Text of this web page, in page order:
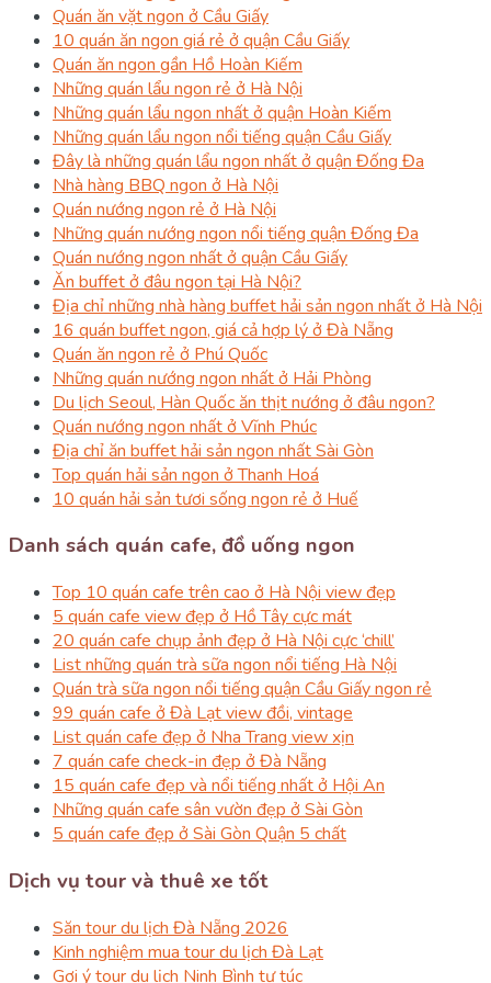
Quán ăn vặt ngon ở Cầu Giấy
10 quán ăn ngon giá rẻ ở quận Cầu Giấy
Quán ăn ngon gần Hồ Hoàn Kiếm
Những quán lẩu ngon rẻ ở Hà Nội
Những quán lẩu ngon nhất ở quận Hoàn Kiếm
Những quán lẩu ngon nổi tiếng quận Cầu Giấy
Đây là những quán lẩu ngon nhất ở quận Đống Đa
Nhà hàng BBQ ngon ở Hà Nội
Quán nướng ngon rẻ ở Hà Nội
Những quán nướng ngon nổi tiếng quận Đống Đa
Quán nướng ngon nhất ở quận Cầu Giấy
Ăn buffet ở đâu ngon tại Hà Nội?
Địa chỉ những nhà hàng buffet hải sản ngon nhất ở Hà Nội
16 quán buffet ngon, giá cả hợp lý ở Đà Nẵng
Quán ăn ngon rẻ ở Phú Quốc
Những quán nướng ngon nhất ở Hải Phòng
Du lịch Seoul, Hàn Quốc ăn thịt nướng ở đâu ngon?
Quán nướng ngon nhất ở Vĩnh Phúc
Địa chỉ ăn buffet hải sản ngon nhất Sài Gòn
Top quán hải sản ngon ở Thanh Hoá
10 quán hải sản tươi sống ngon rẻ ở Huế
Danh sách quán cafe, đồ uống ngon
Top 10 quán cafe trên cao ở Hà Nội view đẹp
5 quán cafe view đẹp ở Hồ Tây cực mát
20 quán cafe chụp ảnh đẹp ở Hà Nội cực ‘chill’
List những quán trà sữa ngon nổi tiếng Hà Nội
Quán trà sữa ngon nổi tiếng quận Cầu Giấy ngon rẻ
99 quán cafe ở Đà Lạt view đồi, vintage
List quán cafe đẹp ở Nha Trang view xịn
7 quán cafe check-in đẹp ở Đà Nẵng
15 quán cafe đẹp và nổi tiếng nhất ở Hội An
Những quán cafe sân vườn đẹp ở Sài Gòn
5 quán cafe đẹp ở Sài Gòn Quận 5 chất
Dịch vụ tour và thuê xe tốt
Săn tour du lịch Đà Nẵng 2026
Kinh nghiệm mua tour du lịch Đà Lạt
Gợi ý tour du lịch Ninh Bình tự túc